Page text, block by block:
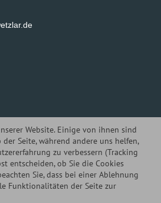
Uhr
UhrUhr
Uhr
Website. Einige von ihnen sind
Seite, während andere uns helfen,
zu verbessern (Tracking
entscheiden, ob Sie die Cookies
Sie, dass bei einer Ablehnung
Funktionalitäten der Seite zur